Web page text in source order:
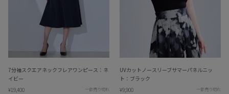
7分袖スクエアネックフレアワンピース：ネ
イビー
¥19,400
一部売り切れ
UVカットノースリーブサマーパネルニッ
ト：ブラック
¥9,900
一部売り切れ